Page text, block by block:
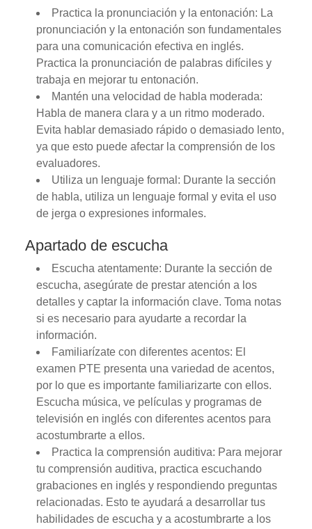
Practica la pronunciación y la entonación: La
pronunciación y la entonación son fundamentales
para una comunicación efectiva en inglés.
Practica la pronunciación de palabras difíciles y
trabaja en mejorar tu entonación.
Mantén una velocidad de habla moderada:
Habla de manera clara y a un ritmo moderado.
Evita hablar demasiado rápido o demasiado lento,
ya que esto puede afectar la comprensión de los
evaluadores.
Utiliza un lenguaje formal: Durante la sección
de habla, utiliza un lenguaje formal y evita el uso
de jerga o expresiones informales.
Apartado de escucha
Escucha atentamente: Durante la sección de
escucha, asegúrate de prestar atención a los
detalles y captar la información clave. Toma notas
si es necesario para ayudarte a recordar la
información.
Familiarízate con diferentes acentos: El
examen PTE presenta una variedad de acentos,
por lo que es importante familiarizarte con ellos.
Escucha música, ve películas y programas de
televisión en inglés con diferentes acentos para
acostumbrarte a ellos.
Practica la comprensión auditiva: Para mejorar
tu comprensión auditiva, practica escuchando
grabaciones en inglés y respondiendo preguntas
relacionadas. Esto te ayudará a desarrollar tus
habilidades de escucha y a acostumbrarte a los